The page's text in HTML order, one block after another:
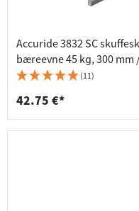
Accuride 3832 SC
bæreevne 45 kg, 300 mm
(11)
42.75 €*